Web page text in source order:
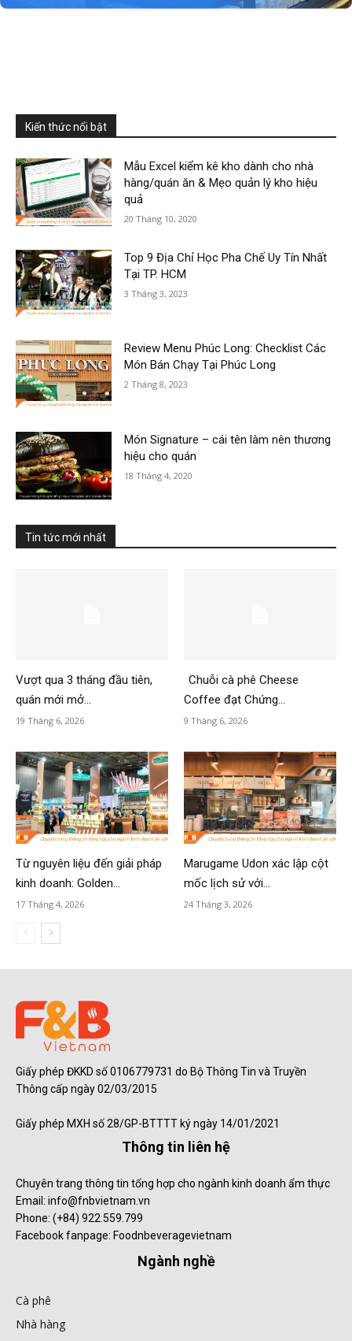
Kiến thức nổi bật
Mẫu Excel kiểm kê kho dành cho nhà
hàng/quán ăn & Mẹo quản lý kho hiệu
quả
20 Tháng 10, 2020
Top 9 Địa Chỉ Học Pha Chế Uy Tín Nhất
Tại TP. HCM
3 Tháng 3, 2023
Review Menu Phúc Long: Checklist Các
Món Bán Chạy Tại Phúc Long
2 Tháng 8, 2023
Món Signature – cái tên làm nên thương
hiệu cho quán
18 Tháng 4, 2020
Tin tức mới nhất
Vượt qua 3 tháng đầu tiên,
quán mới mở...
19 Tháng 6, 2026
Chuỗi cà phê Cheese
Coffee đạt Chứng...
9 Tháng 6, 2026
Từ nguyên liệu đến giải pháp
kinh doanh: Golden...
17 Tháng 4, 2026
Marugame Udon xác lập cột
mốc lịch sử với...
24 Tháng 3, 2026
Giấy phép ĐKKD số 0106779731 do Bộ Thông Tin và Truyền
Thông cấp ngày 02/03/2015
Giấy phép MXH số 28/GP-BTTTT ký ngày 14/01/2021
Thông tin liên hệ
Chuyên trang thông tin tổng hợp cho ngành kinh doanh ẩm thực
Email: info@fnbvietnam.vn
Phone: (+84) 922.559.799
Facebook fanpage: Foodnbeveragevietnam
Ngành nghề
Cà phê
Nhà hàng